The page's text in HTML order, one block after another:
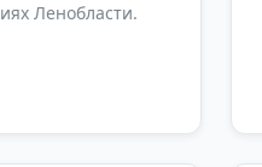
Ленобласти.